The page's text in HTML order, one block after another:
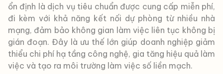
ổn định là dịch vụ tiêu chuẩn được cung cấp miễn phí,
đi kèm với khả năng kết nối dự phòng từ nhiều nhà
mạng, đảm bảo không gian làm việc liên tục không bị
gián đoạn. Đây là ưu thế lớn giúp doanh nghiệp giảm
thiểu chi phí hạ tầng công nghệ, gia tăng hiệu quả làm
việc và tạo ra môi trường làm việc số liền mạch.